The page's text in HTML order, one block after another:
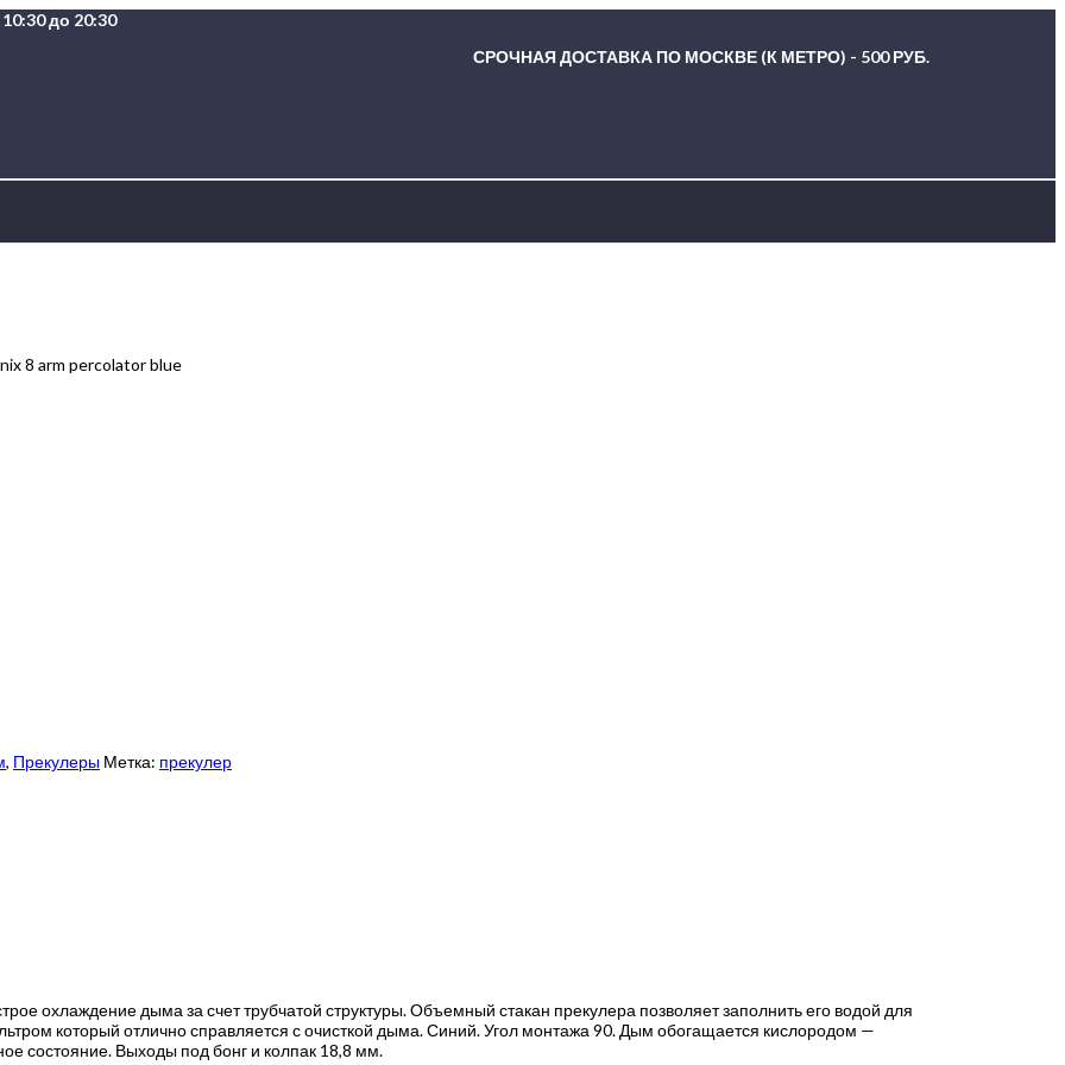
до 20:30
СРОЧНАЯ ДОСТАВКА ПО МОСКВЕ (К МЕТРО) - 500 РУБ.
8 arm percolator blue
, Прекулеры Метка: прекулер
охлаждение дыма за счет трубчатой структуры. Объемный стакан прекулера позволяет заполнить его водой для
который отлично справляется с очисткой дыма. Синий. Угол монтажа 90. Дым обогащается кислородом —
состояние. Выходы под бонг и колпак 18,8 мм.